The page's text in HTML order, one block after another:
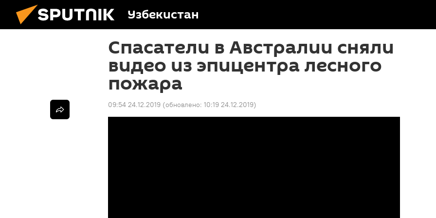
Узбекистан
Спасатели в Австралии сняли
видео из эпицентра лесного
пожара
09:54 24.12.2019 (обновлено: 10:19 24.12.2019)